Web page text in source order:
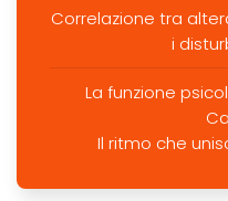
Correlazione tra
i
La funzione
Il ritmo che